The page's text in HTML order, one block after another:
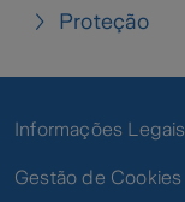
Proteção
Informações Legais
Gestão de Cookies